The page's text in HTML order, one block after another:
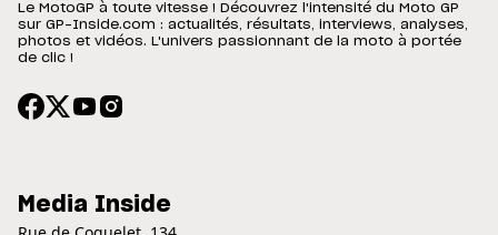
Le MotoGP à toute vitesse ! Découvrez l'intensité du Moto GP
sur GP-Inside.com : actualités, résultats, interviews, analyses,
photos et vidéos. L'univers passionnant de la moto à portée
de clic !
Media Inside